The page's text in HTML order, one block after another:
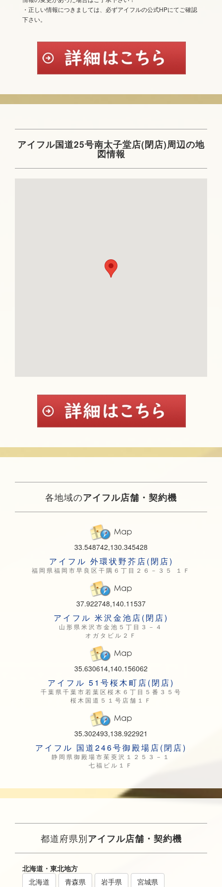
・正しい情報につきましては、必ずアイフルの公式HPにてご確認
下さい。
アイフル国道25号南太子堂店(閉店)周辺の地
図情報
各地域のアイフル店舗・契約機
33.548742,130.345428
アイフル 外環状野芥店(閉店)
福岡県福岡市早良区干隅６丁目２６－３５ １Ｆ
37.922748,140.11537
アイフル 米沢金池店(閉店)
山形県米沢市金池５丁目３－４
オガタビル２Ｆ
35.630614,140.156062
アイフル 51号桜木町店(閉店)
千葉県千葉市若葉区桜木６丁目５番３５号
桜木国道５１号店舗１Ｆ
35.302493,138.922921
アイフル 国道246号御殿場店(閉店)
静岡県御殿場市茱萸沢１２５３－１
七福ビル１Ｆ
都道府県別アイフル店舗・契約機
北海道・東北地方
北海道
青森県 岩手県
宮城県